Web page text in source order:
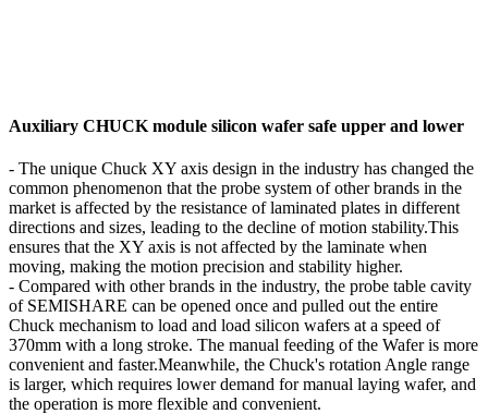
Auxiliary CHUCK module silicon wafer safe upper and lower
- The unique Chuck XY axis design in the industry has changed the
common phenomenon that the probe system of other brands in the
market is affected by the resistance of laminated plates in different
directions and sizes, leading to the decline of motion stability.This
ensures that the XY axis is not affected by the laminate when
moving, making the motion precision and stability higher.
- Compared with other brands in the industry, the probe table cavity
of SEMISHARE can be opened once and pulled out the entire
Chuck mechanism to load and load silicon wafers at a speed of
370mm with a long stroke. The manual feeding of the Wafer is more
convenient and faster.Meanwhile, the Chuck's rotation Angle range
is larger, which requires lower demand for manual laying wafer, and
the operation is more flexible and convenient.